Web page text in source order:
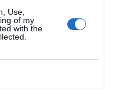
Use,
of my
with the
de agresiones.